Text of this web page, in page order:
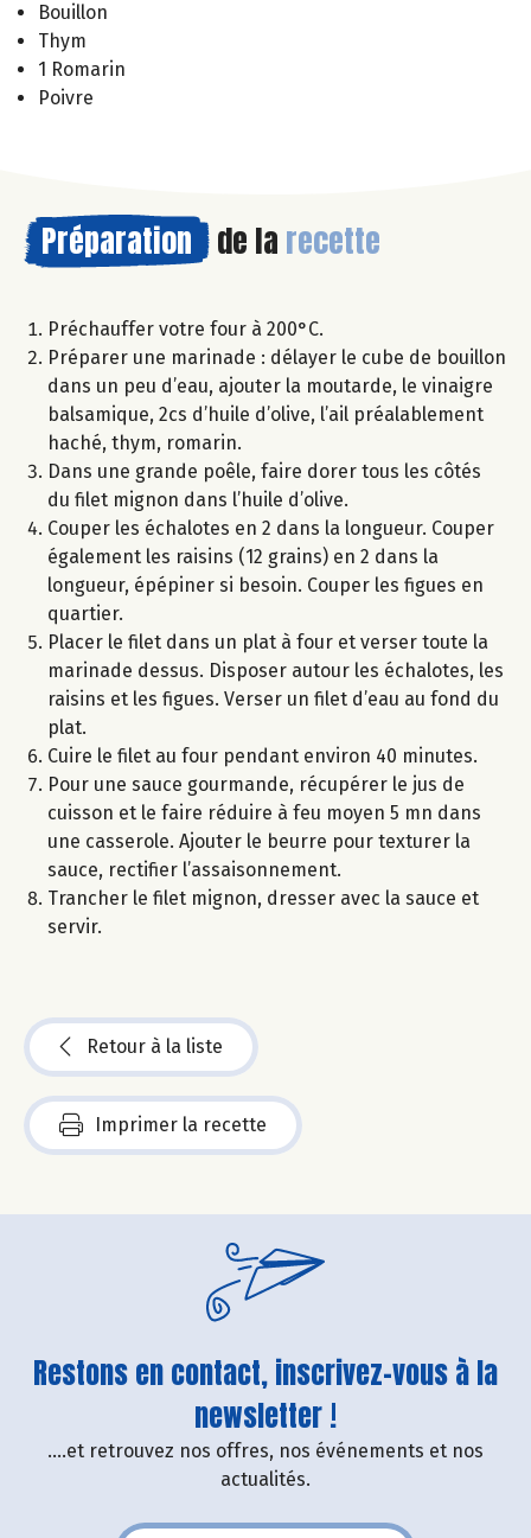
Bouillon
Thym
1 Romarin
Poivre
Préparation de la recette
Préchauffer votre four à 200°C.
Préparer une marinade : délayer le cube de bouillon
dans un peu d’eau, ajouter la moutarde, le vinaigre
balsamique, 2cs d’huile d’olive, l’ail préalablement
haché, thym, romarin.
Dans une grande poêle, faire dorer tous les côtés
du filet mignon dans l’huile d’olive.
Couper les échalotes en 2 dans la longueur. Couper
également les raisins (12 grains) en 2 dans la
longueur, épépiner si besoin. Couper les figues en
quartier.
Placer le filet dans un plat à four et verser toute la
marinade dessus. Disposer autour les échalotes, les
raisins et les figues. Verser un filet d’eau au fond du
plat.
Cuire le filet au four pendant environ 40 minutes.
Pour une sauce gourmande, récupérer le jus de
cuisson et le faire réduire à feu moyen 5 mn dans
une casserole. Ajouter le beurre pour texturer la
sauce, rectifier l’assaisonnement.
Trancher le filet mignon, dresser avec la sauce et
servir.
Retour à la liste
Imprimer la recette
Restons en contact, inscrivez-vous à la
newsletter !
....et retrouvez nos offres, nos événements et nos
actualités.